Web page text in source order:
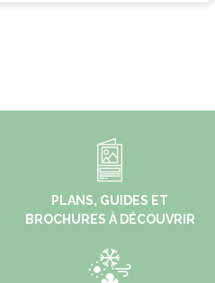
PLANS, GUIDES ET
BROCHURES À DÉCOUVRIR